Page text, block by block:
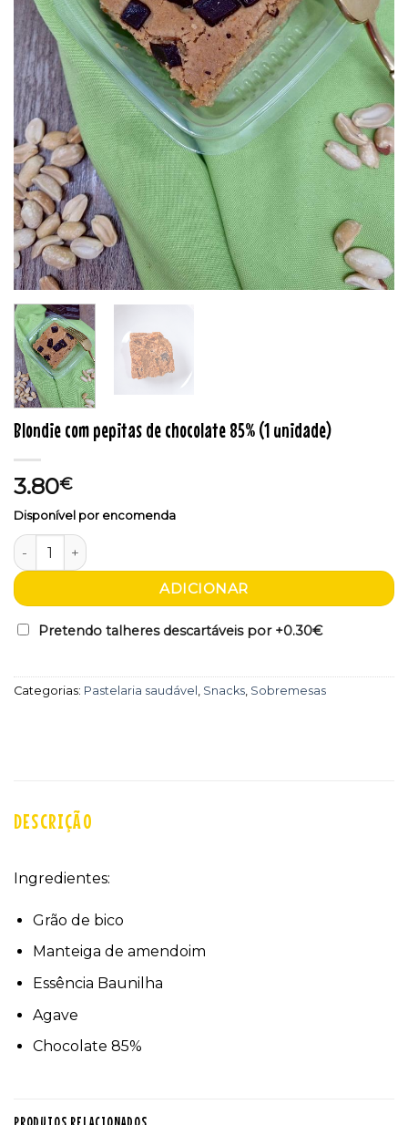
Blondie com pepitas de chocolate 85% (1 unidade)
3.80€
Disponível por encomenda
Quantidade de Blondie com pepitas de chocolate 85% (1
ADICIONAR
Pretendo talheres descartáveis por +0.30€
Categorias: Pastelaria saudável , Snacks, Sobremesas
DESCRIÇÃO
Ingredientes:
Grão de bico
Manteiga de amendoim
Essência Baunilha
Agave
Chocolate 85%
PRODUTOS RELACIONADOS